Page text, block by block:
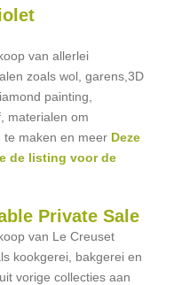
van allerlei
zoals wol, garens,3D
painting,
materialen om
te maken en meer Deze
de listing voor de
Private Sale
van Le Creuset
kookgerei, bakgerei en
vorige collecties aan